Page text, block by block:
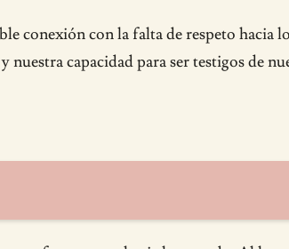
conexión con la falta de respeto hacia
capacidad para ser testigos de